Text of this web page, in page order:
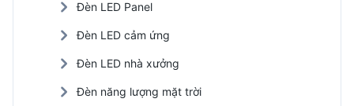
Đèn LED Panel
Đèn LED cảm ứng
Đèn LED nhà xưởng
Đèn năng lượng mặt trời